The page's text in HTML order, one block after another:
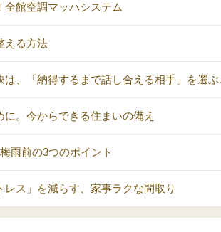
館空調マッハシステム
える方法
は、「納得するまで話し合える相手」を選
。今からできる住まいの備え
雨前の3つのポイント
レス」を減らす、家事ラクな間取り